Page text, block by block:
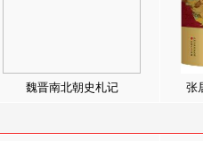
魏晋南北朝史札记 张